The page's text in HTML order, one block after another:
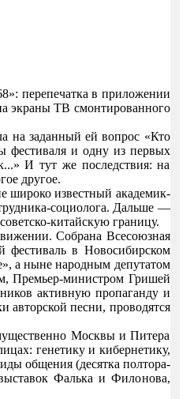
перепечатка в приложении
экраны ТВ смонтированного
на заданный ей вопрос «Кто
фестиваля и одну из первых
И тут же последствия: на
другое.
широко известный академик-
социолога. Дальше —
китайскую границу.
Собрана Всесоюзная
в Новосибирском
а ныне народным депутатом
Премьер-министром Гришей
активную пропаганду и
авторской песни, проводятся
Москвы и Питера
генетику и кибернетику,
общения (десятка полтора-
Фалька и Филонова,